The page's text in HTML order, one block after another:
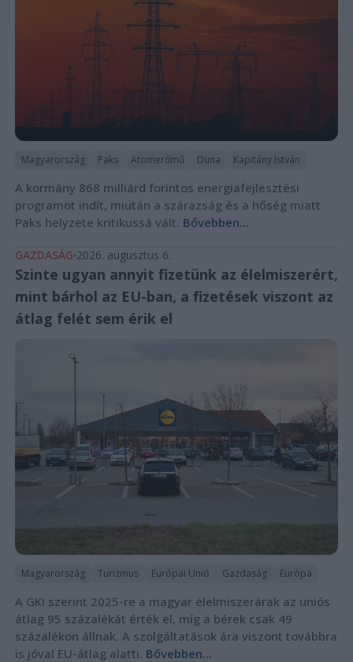
Magyarország Paks Atomerőmű Duna Kapitány István
A kormány 868 milliárd forintos energiafejlesztési
programot indít, miután a szárazság és a hőség miatt
Paks helyzete kritikussá vált. Bővebben...
GAZDASÁG 2026. augusztus 6.
Szinte ugyan annyit fizetünk az élelmiszerért,
mint bárhol az EU-ban, a fizetések viszont az
átlag felét sem érik el
Magyarország Turizmus Európai Unió Gazdaság Európa
A GKI szerint 2025-re a magyar élelmiszerárak az uniós
átlag 95 százalékát érték el, míg a bérek csak 49
százalékon állnak. A szolgáltatások ára viszont továbbra
is jóval EU-átlag alatti. Bővebben...